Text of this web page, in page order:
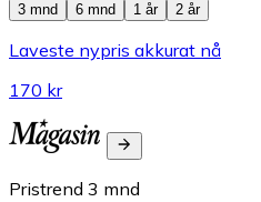
3 mnd
6 mnd 1 år 2 år
Laveste nypris akkurat nå
170 kr
Pristrend 3 mnd